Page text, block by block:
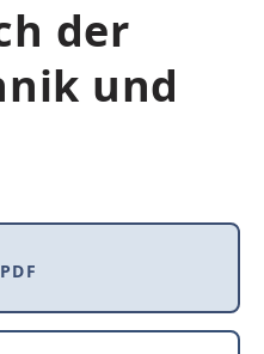
der
und
PDF